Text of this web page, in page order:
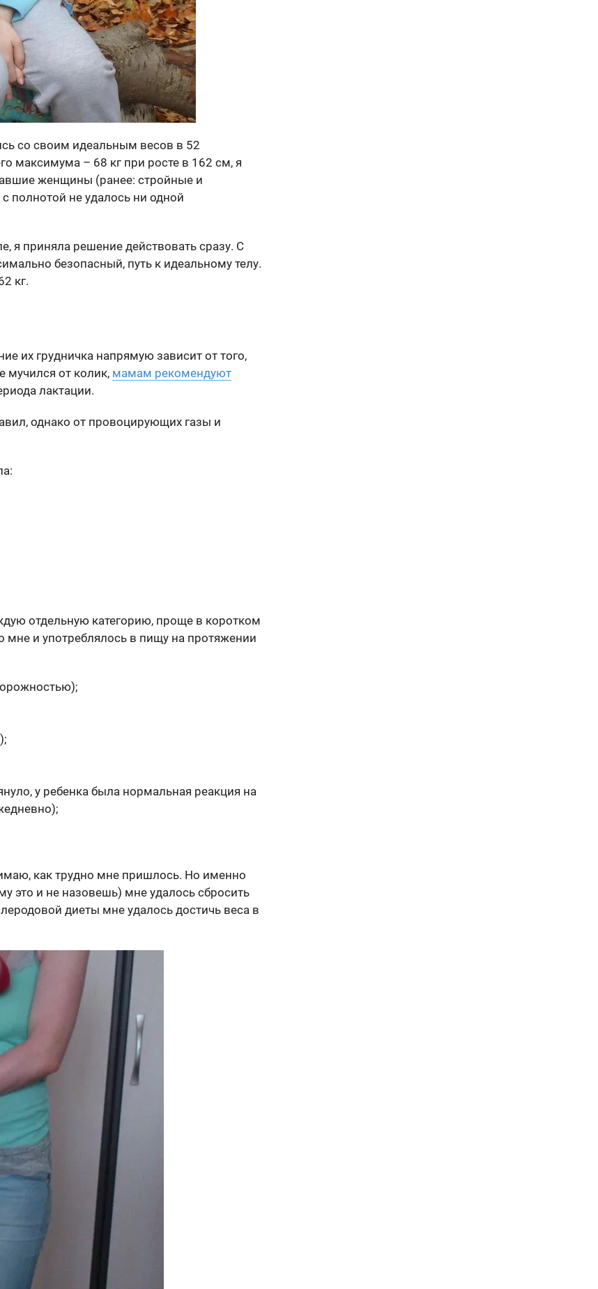
со своим идеальным весов в 52
максимума – 68 кг при росте в 162 см, я
женщины (ранее: стройные и
полнотой не удалось ни одной
я приняла решение действовать сразу. С
безопасный, путь к идеальному телу.
кг.
их грудничка напрямую зависит от того,
мучился от колик, мамам рекомендуют
лактации.
однако от провоцирующих газы и
отдельную категорию, проще в коротком
мне и употреблялось в пищу на протяжении
у ребенка была нормальная реакция на
как трудно мне пришлось. Но именно
это и не назовешь) мне удалось сбросить
диеты мне удалось достичь веса в